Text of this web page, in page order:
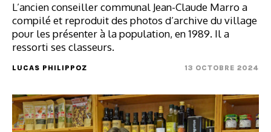
L’ancien conseiller communal Jean-Claude Marro a
compilé et reproduit des photos d’archive du village
pour les présenter à la population, en 1989. Il a
ressorti ses classeurs.
LUCAS PHILIPPOZ 13 OCTOBRE 2024